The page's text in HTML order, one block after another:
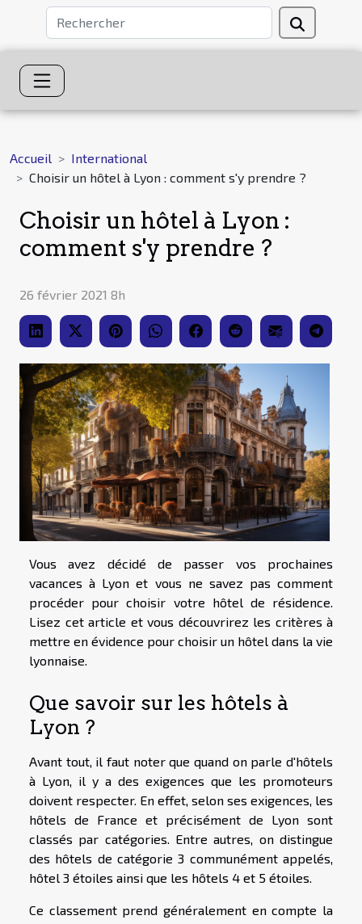
Accueil
International
Choisir un hôtel à Lyon : comment s'y prendre ?
Choisir un hôtel à Lyon :
comment s'y prendre ?
26 février 2021 8h
Vous avez décidé de passer vos prochaines
vacances à Lyon et vous ne savez pas comment
procéder pour choisir votre hôtel de résidence.
Lisez cet article et vous découvrirez les critères à
mettre en évidence pour choisir un hôtel dans la vie
lyonnaise.
Que savoir sur les hôtels à
Lyon ?
Avant tout, il faut noter que quand on parle d'hôtels
à Lyon, il y a des exigences que les promoteurs
doivent respecter. En effet, selon ses exigences, les
hôtels de France et précisément de Lyon sont
classés par catégories. Entre autres, on distingue
des hôtels de catégorie 3 communément appelés,
hôtel 3 étoiles ainsi que les hôtels 4 et 5 étoiles.
Ce classement prend généralement en compte la